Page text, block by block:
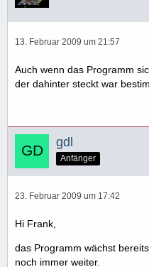
13. Februar 2009 um 21:57
Auch wenn das Programm
der dahinter steckt war
gdl
Anfänger
23. Februar 2009 um 17:42
Hi Frank,
das Programm wächst
noch immer weiter.